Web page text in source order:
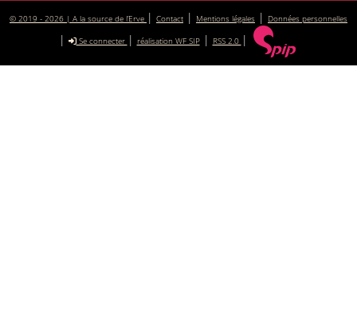
© 2019 - 2026 | A la source de l’Erve | Contact | Mentions légales | Données personnelles
| Se connecter | réalisation WF SIP| RSS 2.0 |